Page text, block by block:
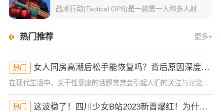
热门推荐 更多+
热门 女人同房高潮后松手能恢复吗？背后原因深度分析！
在现代生活中，关于性健康的话题常常会引起人们的关注与讨论，尤其是女性在同房时的体验与生理反应。很多女性可能在性生活中经历过高潮后的松手现象，但有时候会担心这种状态是否能恢复。今天，我们就来深入探讨一下
热门 这波稳了！四川少女B站2023新晋爆红！为什么她的内容这么吸睛？